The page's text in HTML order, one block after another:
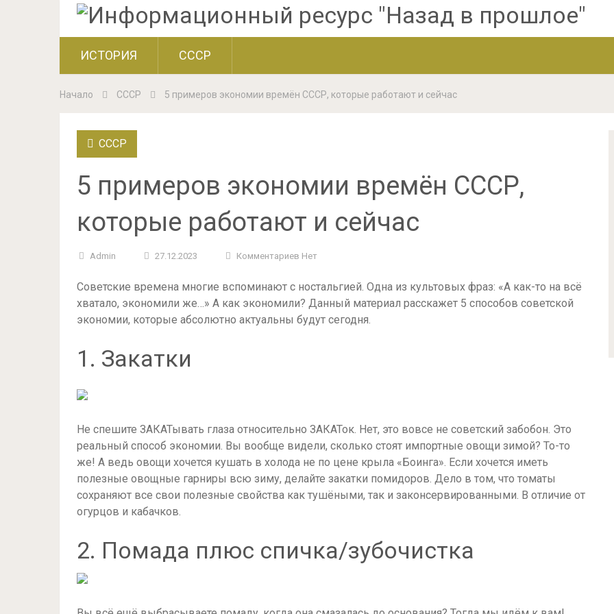
ИСТОРИЯ СССР
Начало СССР 5 примеров экономии времён СССР, которые работают и сейчас
СССР
5 примеров экономии времён СССР,
которые работают и сейчас
Admin 27.12.2023 Комментариев Нет
Советские времена многие вспоминают с ностальгией. Одна из культовых фраз: «А как-то на всё
хватало, экономили же…» А как экономили? Данный материал расскажет 5 способов советской
экономии, которые абсолютно актуальны будут сегодня.
1. Закатки
Не спешите ЗАКАТывать глаза относительно ЗАКАТок. Нет, это вовсе не советский забобон. Это
реальный способ экономии. Вы вообще видели, сколько стоят импортные овощи зимой? То-то
же! А ведь овощи хочется кушать в холода не по цене крыла «Боинга». Если хочется иметь
полезные овощные гарниры всю зиму, делайте закатки помидоров. Дело в том, что томаты
сохраняют все свои полезные свойства как тушёными, так и законсервированными. В отличие от
огурцов и кабачков.
2. Помада плюс спичка/зубочистка